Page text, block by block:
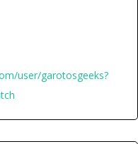
user/garotosgeeks?